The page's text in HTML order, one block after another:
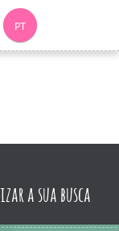
PT
a sua busca